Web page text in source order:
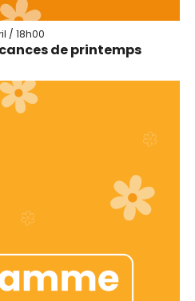
de printemps
/ 18h00